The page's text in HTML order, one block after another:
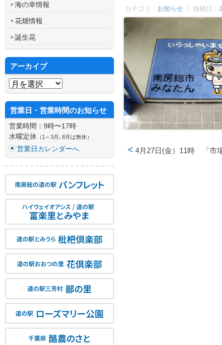
カテゴリ： お知らせ ｜ 投稿日：
4月27日(金）11時 「市
海の幸情報
花畑情報
誕生花
アーカイブ
アーカイブ
営業日・営業時間のお知らせ
営業時間：9時〜17時
水曜定休 （1～3月､8月は無休）
営業日カレンダーへ
南房総の道の駅 パンフレット
ハイウェイオアシス / 道の駅
富楽里とみやま
道の駅とみうら 枇杷倶楽部
道の駅おおつの里 花倶楽部
道の駅三芳村 鄙の里
道の駅 ローズマリー公園
千葉県 酪農のさと